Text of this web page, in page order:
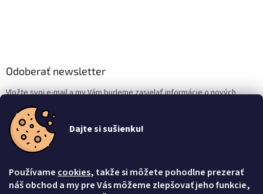
Dajte si sušienku!
Používame cookies, takže si môžete pohodlne prezerať
náš obchod a my pre Vás môžeme zlepšovať jeho funkcie,
Odoberať newsletter
Vložte svoj e-mail a my Vám budeme zasielať informácie o nových
produktoch na našom e-shope.
Email
Vložením e-mailu súhlasíte s
Prihlásiť sa